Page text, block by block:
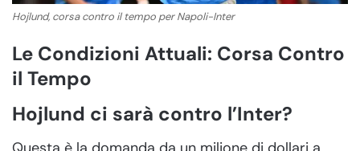
Hojlund, corsa contro il tempo per Napoli-Inter
Le Condizioni Attuali: Corsa Contro
il Tempo
Hojlund ci sarà contro l’Inter?